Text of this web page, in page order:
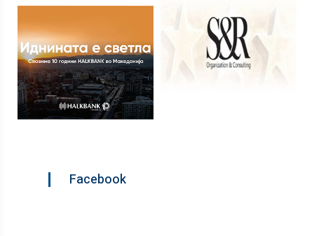
Facebook